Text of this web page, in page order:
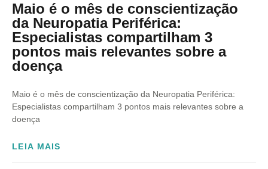
Maio é o mês de conscientização
da Neuropatia Periférica:
Especialistas compartilham 3
pontos mais relevantes sobre a
doença
Maio é o mês de conscientização da Neuropatia Periférica:
Especialistas compartilham 3 pontos mais relevantes sobre a
doença
LEIA MAIS